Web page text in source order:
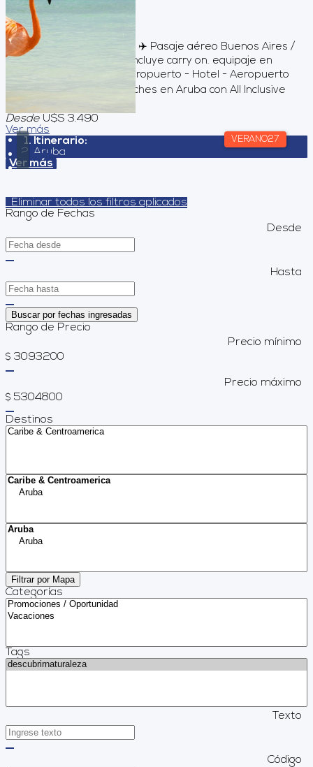
VERANO27
Duración:
Servicios incluidos ✈️ Pasaje aéreo Buenos Aires /
Aruba / Buenos Aires Incluye carry on. equipaje en
bodega 🚍 Traslados Aeropuerto - Hotel - Aeropuerto
🏨 Alojamiento por 8 noches en Aruba con All Inclusive
Desde U$S 3.490
Ver más
Itinerario:
Aruba
Ver más
Eliminar todos los filtros aplicados
Rango de Fechas
Desde
Hasta
Buscar por fechas ingresadas
Rango de Precio
Precio mínimo
$ 3093200
Precio máximo
$ 5304800
Destinos
Filtrar por Mapa
Categorías
Tags
Texto
Código